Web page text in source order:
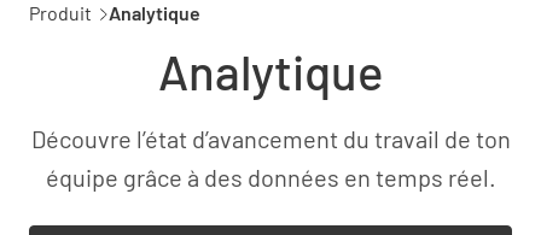
Produit Analytique
Analytique
Découvre l’état d’avancement du travail de ton
équipe grâce à des données en temps réel.